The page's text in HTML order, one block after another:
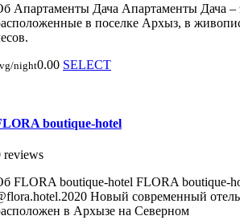
Апартаменты Дача Апартаменты Дача
в поселке Архыз, в
night0.00 SELECT
boutique-hotel
reviews
FLORA boutique-hotel FLORA boutique-
Новый современный
в Архызе на Северном